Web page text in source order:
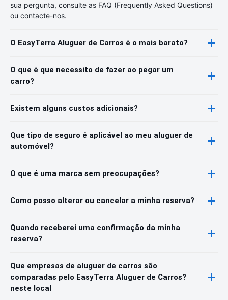
sua pergunta, consulte as FAQ (Frequently Asked Questions)
ou contacte-nos.
O EasyTerra Aluguer de Carros é o mais barato?
O que é que necessito de fazer ao pegar um
carro?
Existem alguns custos adicionais?
Que tipo de seguro é aplicável ao meu aluguer de
automóvel?
O que é uma marca sem preocupações?
Como posso alterar ou cancelar a minha reserva?
Quando receberei uma confirmação da minha
reserva?
Que empresas de aluguer de carros são
comparadas pelo EasyTerra Aluguer de Carros?
neste local